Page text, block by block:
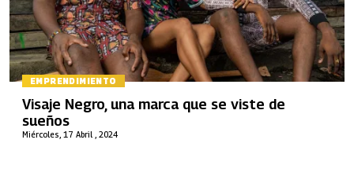
EMPRENDIMIENTO
Miércoles, 17 Abril , 2024
Visaje Negro, una marca que se viste de
sueños